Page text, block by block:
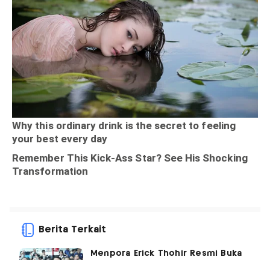
Berita Terkait
Menpora Erick Thohir Resmi Buka